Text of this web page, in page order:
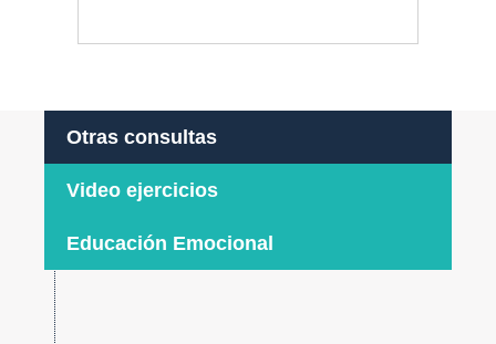
Otras consultas
Video ejercicios
Educación Emocional